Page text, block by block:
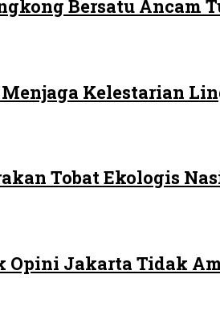
Bersatu Ancam
Kelestarian
Tobat Ekologis
Opini Jakarta Tidak